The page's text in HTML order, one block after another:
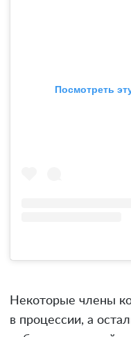
Посмотреть
Некоторые члены
в процессии, а